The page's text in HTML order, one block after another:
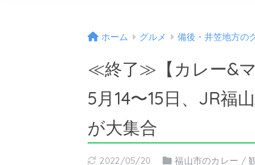
ホーム グルメ 備後・井笠地方の
≪終了≫【カレー&
5月14〜15日、JR福
が大集合
2022/05/20 福山市のカレー /